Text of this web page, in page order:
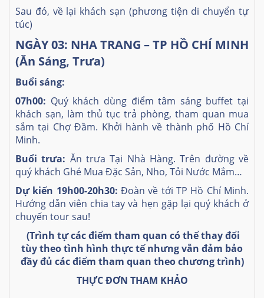
Sau đó, về lại khách sạn (phương tiện di chuyển tự
túc)
NGÀY 03: NHA TRANG – TP HỒ CHÍ MINH
(Ăn Sáng, Trưa)
Buổi sáng:
07h00: Quý khách dùng điểm tâm sáng buffet tại
khách sạn, làm thủ tục trả phòng, tham quan mua
sắm tại Chợ Đầm. Khởi hành về thành phố Hồ Chí
Minh.
Buổi trưa: Ăn trưa Tại Nhà Hàng. Trên đường về
quý khách Ghé Mua Đặc Sản, Nho, Tỏi Nước Mắm…
Dự kiến 19h00-20h30: Đoàn về tới TP Hồ Chí Minh.
Hướng dẫn viên chia tay và hẹn gặp lại quý khách ở
chuyến tour sau!
(Trình tự các điểm tham quan có thể thay đổi
tùy theo tình hình thực tếnhưng vẫn đảm bảo
đầy đủ các điểm tham quan theo chương trình)
THỰC ĐƠN THAM KHẢO